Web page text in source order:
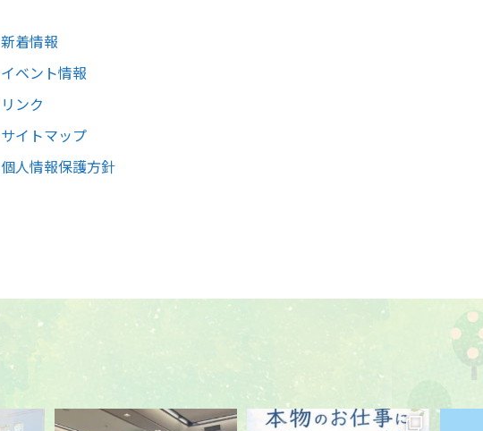
新着情報
イベント情報
リンク
サイトマップ
個人情報保護方針